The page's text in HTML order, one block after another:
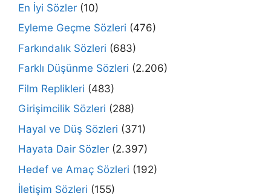
En İyi Sözler (10)
Eyleme Geçme Sözleri (476)
Farkındalık Sözleri (683)
Farklı Düşünme Sözleri (2.206)
Film Replikleri (483)
Girişimcilik Sözleri (288)
Hayal ve Düş Sözleri (371)
Hayata Dair Sözler (2.397)
Hedef ve Amaç Sözleri (192)
İletişim Sözleri (155)